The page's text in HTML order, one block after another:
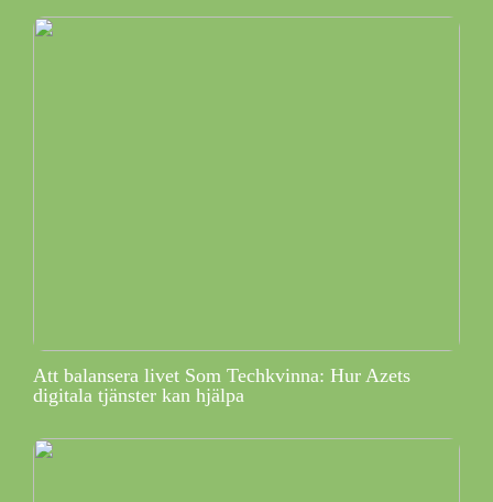
Att balansera livet Som Techkvinna: Hur Azets
digitala tjänster kan hjälpa